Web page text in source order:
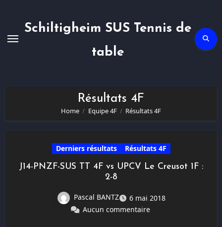
Schiltigheim SUS Tennis de
table
Résultats 4F
Home Equipe 4F Résultats 4F
Derniers résultats Résultats 4F
J14-PNZF-SUS TT 4F vs UPCV Le Creusot 1F :
2-8
Pascal BANTZ
6 mai 2018
Aucun commentaire